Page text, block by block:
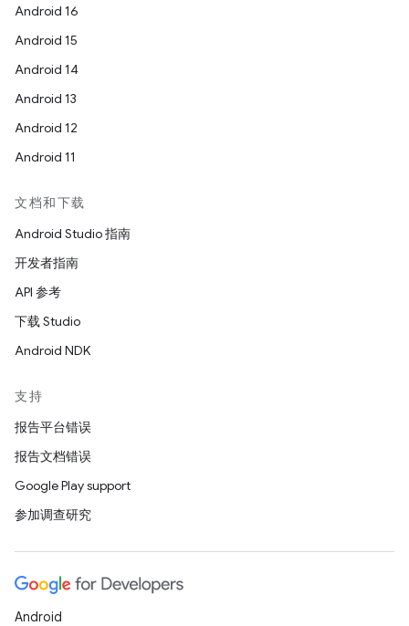
Android 16
Android 15
Android 14
Android 13
Android 12
Android 11
文档和下载
Android Studio 指南
开发者指南
API 参考
下载 Studio
Android NDK
支持
报告平台错误
报告文档错误
Google Play support
参加调查研究
Android